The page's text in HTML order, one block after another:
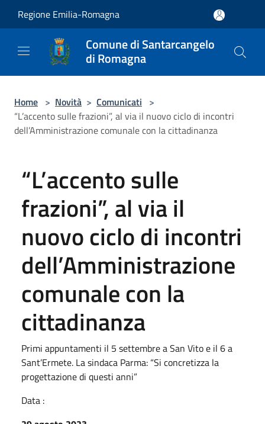
Regione Emilia-Romagna
Comune di Santarcangelo
di Romagna
Home > Novità > Comunicati >
“L’accento sulle frazioni”, al via il nuovo ciclo di incontri
dell’Amministrazione comunale con la cittadinanza
“L’accento sulle
frazioni”, al via il
nuovo ciclo di incontri
dell’Amministrazione
comunale con la
cittadinanza
Primi appuntamenti il 5 settembre a San Vito e il 6 a
Sant’Ermete. La sindaca Parma: “Si concretizza la
progettazione di questi anni”
Data :